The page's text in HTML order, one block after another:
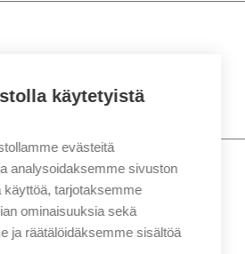
Etunimi
Sukunimi
käytetyistä
evästeitä
analysoidaksemme sivuston
tarjotaksemme
ominaisuuksia sekä
ja räätälöidäksemme sisältöä